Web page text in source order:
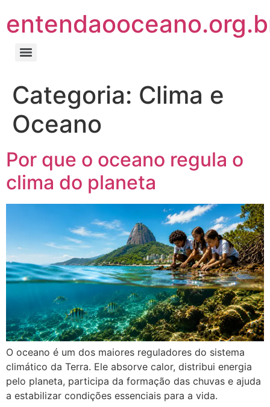
Categoria: Clima e
Oceano
Por que o oceano regula o
clima do planeta
O oceano é um dos maiores reguladores do sistema
climático da Terra. Ele absorve calor, distribui energia
pelo planeta, participa da formação das chuvas e ajuda
a estabilizar condições essenciais para a vida.